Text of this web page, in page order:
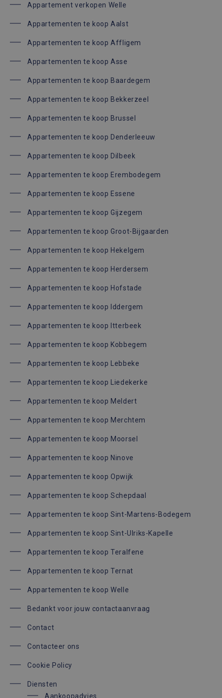
Appartement verkopen Welle
Appartementen te koop Aalst
Appartementen te koop Affligem
Appartementen te koop Asse
Appartementen te koop Baardegem
Appartementen te koop Bekkerzeel
Appartementen te koop Brussel
Appartementen te koop Denderleeuw
Appartementen te koop Dilbeek
Appartementen te koop Erembodegem
Appartementen te koop Essene
Appartementen te koop Gijzegem
Appartementen te koop Groot-Bijgaarden
Appartementen te koop Hekelgem
Appartementen te koop Herdersem
Appartementen te koop Hofstade
Appartementen te koop Iddergem
Appartementen te koop Itterbeek
Appartementen te koop Kobbegem
Appartementen te koop Lebbeke
Appartementen te koop Liedekerke
Appartementen te koop Meldert
Appartementen te koop Merchtem
Appartementen te koop Moorsel
Appartementen te koop Ninove
Appartementen te koop Opwijk
Appartementen te koop Schepdaal
Appartementen te koop Sint-Martens-Bodegem
Appartementen te koop Sint-Ulriks-Kapelle
Appartementen te koop Teralfene
Appartementen te koop Ternat
Appartementen te koop Welle
Bedankt voor jouw contactaanvraag
Contact
Contacteer ons
Cookie Policy
Diensten
Aankoopadvies